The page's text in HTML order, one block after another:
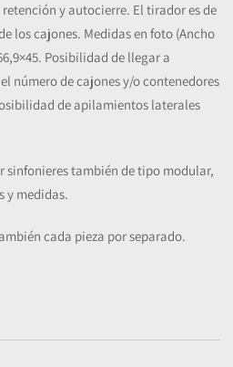
y autocierre. El tirador es de
los cajones. Medidas en foto (Ancho
Posibilidad de llegar a
número de cajones y/o contenedores
de apilamientos laterales
sinfonieres también de tipo modular,
y medidas.
cada pieza por separado.